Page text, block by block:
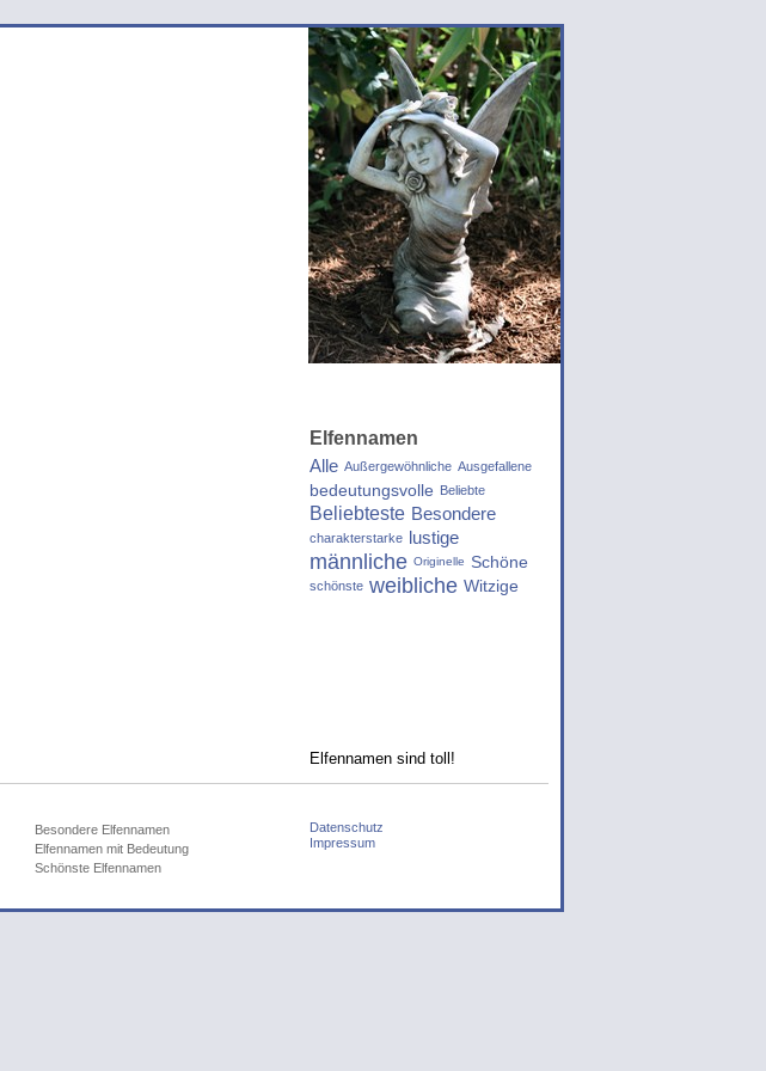
Elfennamen
Alle Außergewöhnliche Ausgefallene
bedeutungsvolle Beliebte
Beliebteste Besondere
charakterstarke lustige
männliche Originelle Schöne
schönste weibliche Witzige
Elfennamen sind toll!
Besondere Elfennamen
Elfennamen mit Bedeutung
Schönste Elfennamen
Datenschutz
Impressum